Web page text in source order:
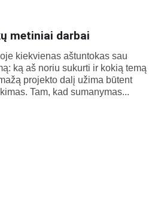
metiniai darbai
kiekvienas aštuntokas sau
ką aš noriu sukurti ir kokią temą
projekto dalį užima būtent
Tam, kad sumanymas...